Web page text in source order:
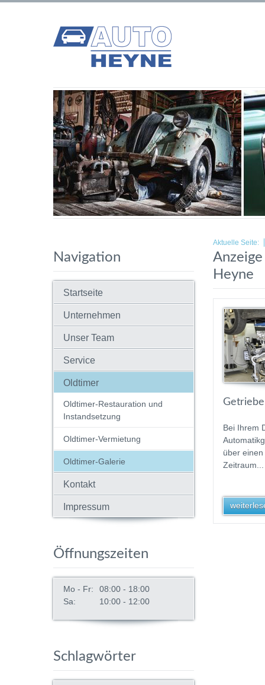
Navigation
Startseite
Unternehmen
Unser Team
Service
Oldtimer
Oldtimer-Restauration und
Instandsetzung
Oldtimer-Vermietung
Oldtimer-Galerie
Kontakt
Impressum
Öffnungszeiten
Mo - Fr:
08:00 - 18:00
Sa:
10:00 - 12:00
Schlagwörter
Aktuelle Seite:
Heyne
Bei Ihrem
über
Zeitraum...